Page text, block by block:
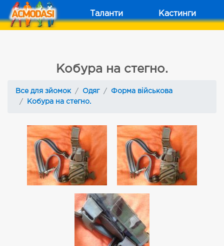
Таланти Кастинги
Кобура на стегно.
Все для зйомок Одяг
Форма військова
Кобура на стегно.